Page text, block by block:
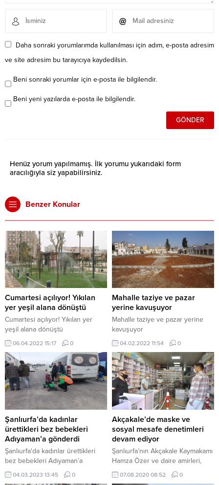
Daha sonraki yorumlarımda kullanılması için adım, e-posta adresim
ve site adresim bu tarayıcıya kaydedilsin.
Beni sonraki yorumlar için e-posta ile bilgilendir.
Beni yeni yazılarda e-posta ile bilgilendir.
Henüz yorum yapılmamış. İlk yorumu yukarıdaki form
aracılığıyla siz yapabilirsiniz.
Benzer Konular
Cumartesi açılıyor! Yıkılan
yer yeşil alana dönüştü
Cumartesi açılıyor! Yıkılan yer
yeşil alana dönüştü
06.04.2022 15:17 0
Mahalle taziye ve pazar
yerine kavuşuyor
Mahalle taziye ve pazar yerine
kavuşuyor
04.02.2022 11:54 0
Şanlıurfa’da kadınlar
ürettikleri bez bebekleri
Adıyaman’a gönderdi
Şanlıurfa'da kadınlar ürettikleri
bez bebekleri Adıyaman’a
gönderdi
04.03.2023 13:45 0
Akçakale’de maske ve
sosyal mesafe denetimleri
devam ediyor
Şanlıurfa’nın Akçakale Kaymakamı
Hamza Özer ve daire amirleri,
sivil toplum kuruluşları ile birlikte,
esnaf ve vatandaşları iş
07.08.2020 08:52 0